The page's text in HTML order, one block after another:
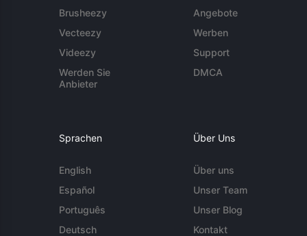
Brusheezy
Vecteezy
Videezy
Werden Sie
Anbieter
Angebote
Werben
Support
DMCA
Sprachen
English
Español
Português
Deutsch
Über Uns
Über uns
Unser Team
Unser Blog
Kontakt